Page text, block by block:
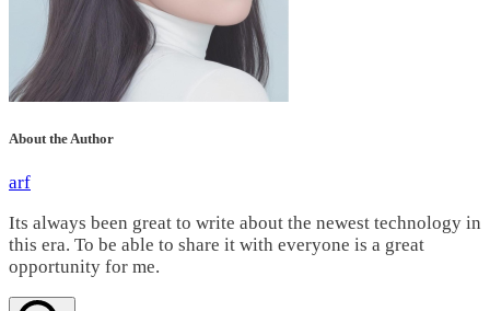
About the Author
arf
Its always been great to write about the newest technology in
this era. To be able to share it with everyone is a great
opportunity for me.